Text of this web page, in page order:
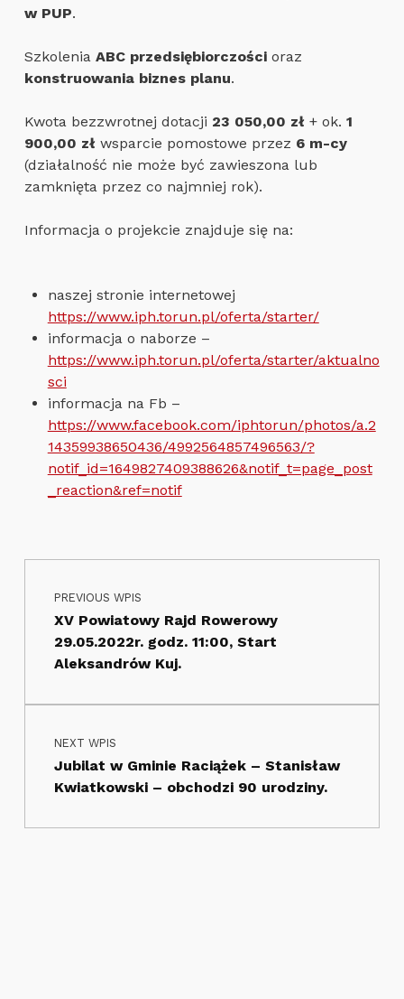
w PUP.
Szkolenia ABC przedsiębiorczościoraz
konstruowania biznes planu.
Kwota bezzwrotnej dotacji 23 050,00 zł + ok. 1
900,00 zł wsparcie pomostowe przez 6 m-cy
(działalność nie może być zawieszona lub
zamknięta przez co najmniej rok).
Informacja o projekcie znajduje się na:
naszej stronie internetowej
https://www.iph.torun.pl/oferta/starter/
informacja o naborze –
https://www.iph.torun.pl/oferta/starter/aktualno
sci
informacja na Fb –
https://www.facebook.com/iphtorun/photos/a.2
14359938650436/4992564857496563/?
notif_id=1649827409388626&notif_t=page_post
_reaction&ref=notif
Skip back to main navigation
Nawigacja wpisu
PREVIOUS WPIS
XV Powiatowy Rajd Rowerowy
29.05.2022r. godz. 11:00, Start
Aleksandrów Kuj.
NEXT WPIS
Jubilat w Gminie Raciążek – Stanisław
Kwiatkowski – obchodzi 90 urodziny.